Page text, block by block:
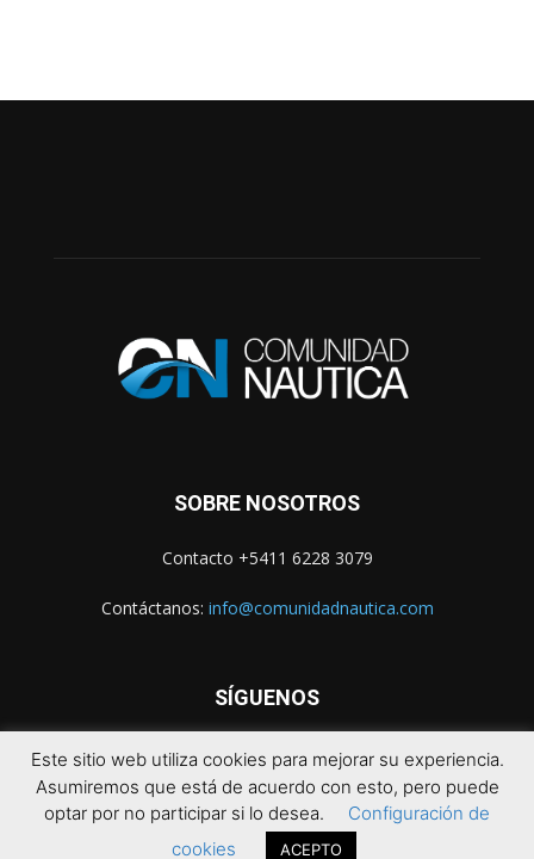
SOBRE NOSOTROS
Contacto +5411 6228 3079
Contáctanos: info@comunidadnautica.com
SÍGUENOS
Este sitio web utiliza cookies para mejorar su experiencia.
Asumiremos que está de acuerdo con esto, pero puede
optar por no participar si lo desea.
Configuración de
cookies
ACEPTO